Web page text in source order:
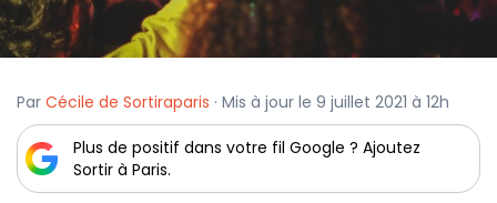
Par Cécile de Sortiraparis · Mis à jour le 9 juillet 2021 à 12h
Plus de positif dans votre fil Google ? Ajoutez
Sortir à Paris.